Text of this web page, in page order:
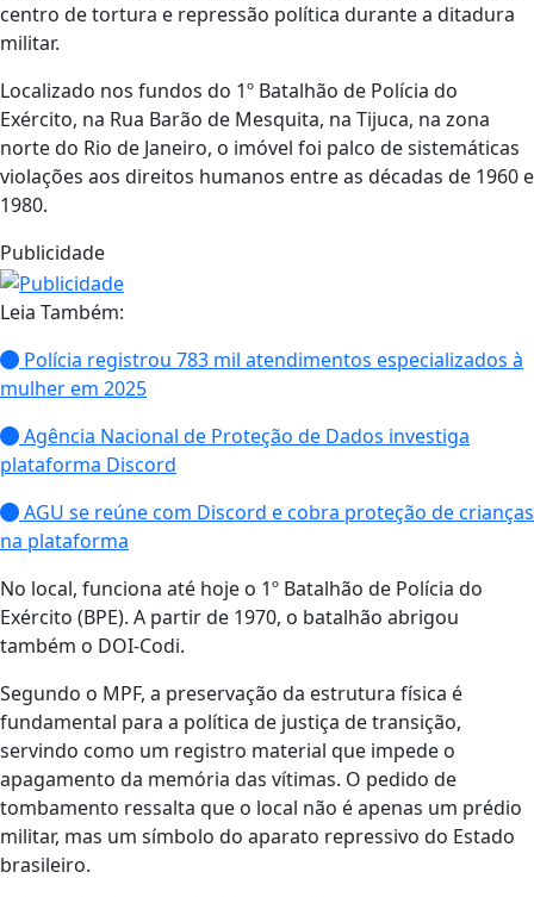
centro de tortura e repressão política durante a ditadura
militar.
Localizado nos fundos do 1º Batalhão de Polícia do
Exército, na Rua Barão de Mesquita, na Tijuca, na zona
norte do Rio de Janeiro, o imóvel foi palco de sistemáticas
violações aos direitos humanos entre as décadas de 1960 e
1980.
Publicidade
Leia Também:
Polícia registrou 783 mil atendimentos especializados à
mulher em 2025
Agência Nacional de Proteção de Dados investiga
plataforma Discord
AGU se reúne com Discord e cobra proteção de crianças
na plataforma
No local, funciona até hoje o 1º Batalhão de Polícia do
Exército (BPE). A partir de 1970, o batalhão abrigou
também o DOI-Codi.
Segundo o MPF, a preservação da estrutura física é
fundamental para a política de justiça de transição,
servindo como um registro material que impede o
apagamento da memória das vítimas. O pedido de
tombamento ressalta que o local não é apenas um prédio
militar, mas um símbolo do aparato repressivo do Estado
brasileiro.